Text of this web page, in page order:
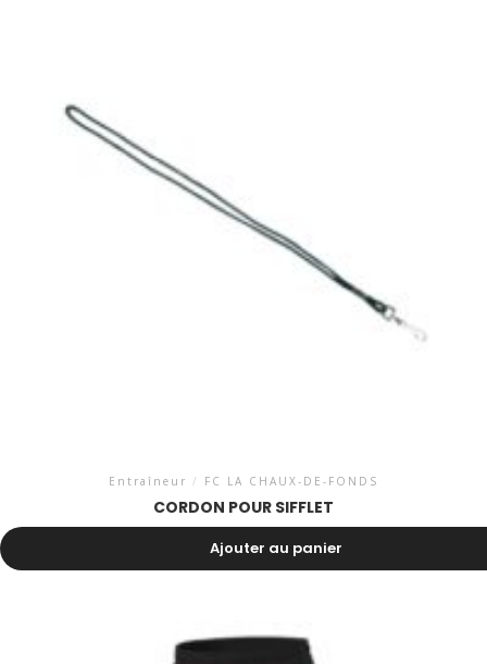
Entraîneur / FC LA CHAUX-DE-FONDS
CORDON POUR SIFFLET
3.25
Ajouter au panier